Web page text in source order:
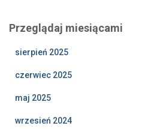
Przeglądaj miesiącami
sierpień 2025
czerwiec 2025
maj 2025
wrzesień 2024